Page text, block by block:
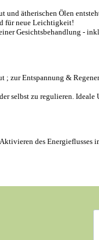
und ätherischen Ölen
für neue Leichtigkeit!
Gesichtsbehandlung -
; zur Entspannung &
selbst zu regulieren. Ideale
des Energieflusses